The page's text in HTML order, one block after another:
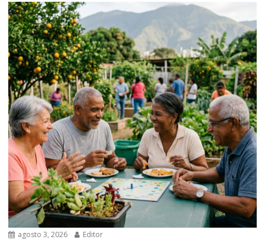
agosto 3, 2026 Editor